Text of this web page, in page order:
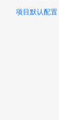
项目默认配置